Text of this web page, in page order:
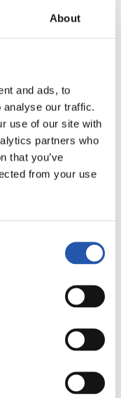
About
and ads, to
analyse our traffic.
use of our site with
partners who
that you’ve
from your use
y
así
otros
en la